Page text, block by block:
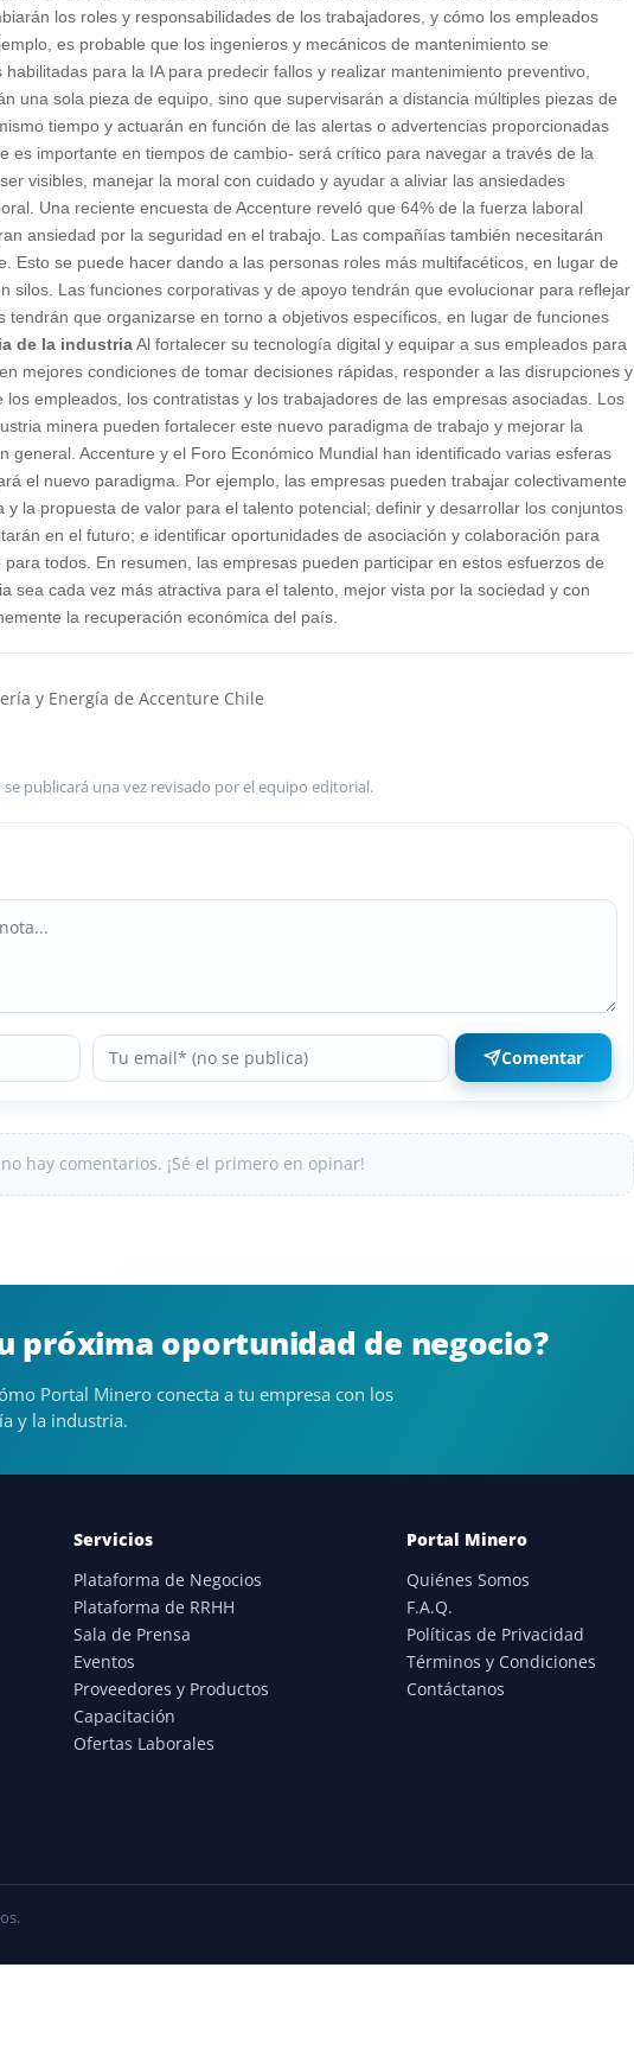
los roles y responsabilidades de los trabajadores, y cómo los empleados
es probable que los ingenieros y mecánicos de mantenimiento se
para la IA para predecir fallos y realizar mantenimiento preventivo,
una sola pieza de equipo, sino que supervisarán a distancia múltiples piezas de
tiempo y actuarán en función de las alertas o advertencias proporcionadas
es importante en tiempos de cambio- será crítico para navegar a través de la
visibles, manejar la moral con cuidado y ayudar a aliviar las ansiedades
Una reciente encuesta de Accenture reveló que 64% de la fuerza laboral
ansiedad por la seguridad en el trabajo. Las compañías también necesitarán
Esto se puede hacer dando a las personas roles más multifacéticos, en lugar de
silos. Las funciones corporativas y de apoyo tendrán que evolucionar para reflejar
tendrán que organizarse en torno a objetivos específicos, en lugar de funciones
de la industriaAl fortalecer su tecnología digital y equipar a sus empleados para
mejores condiciones de tomar decisiones rápidas, responder a las disrupciones y
empleados, los contratistas y los trabajadores de las empresas asociadas. Los
minera pueden fortalecer este nuevo paradigma de trabajo y mejorar la
general. Accenture y el Foro Económico Mundial han identificado varias esferas
el nuevo paradigma. Por ejemplo, las empresas pueden trabajar colectivamente
la propuesta de valor para el talento potencial; definir y desarrollar los conjuntos
en el futuro; e identificar oportunidades de asociación y colaboración para
todos. En resumen, las empresas pueden participar en estos esfuerzos de
sea cada vez más atractiva para el talento, mejor vista por la sociedad y con
la recuperación económica del país.
y Energía de Accenture Chile
publicará una vez revisado por el equipo editorial.
Comentar
hay comentarios. ¡Sé el primero en opinar!
próxima oportunidad de negocio?
Portal Minero conecta a tu empresa con los
y la industria.
Servicios
Plataforma de Negocios
Plataforma de RRHH
Sala de Prensa
Eventos
Proveedores y Productos
Capacitación
Ofertas Laborales
Portal Minero
Quiénes Somos
F.A.Q.
Políticas de Privacidad
Términos y Condiciones
Contáctanos